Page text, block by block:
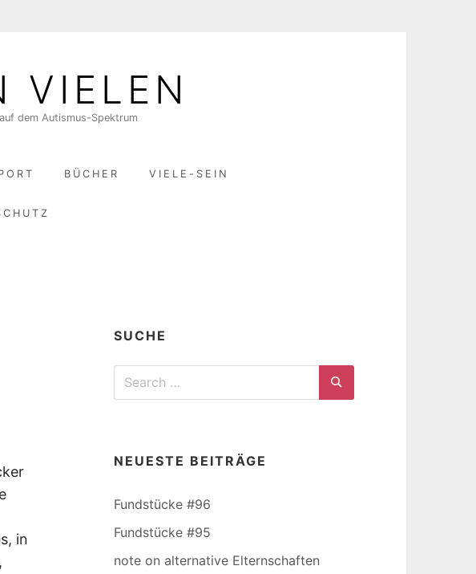
VIELEN
dem Autismus-Spektrum
BÜCHER VIELE-SEIN
in
SUCHE
Search
Search
NEUESTE BEITRÄGE
Fundstücke #96
Fundstücke #95
note on alternative Elternschaften